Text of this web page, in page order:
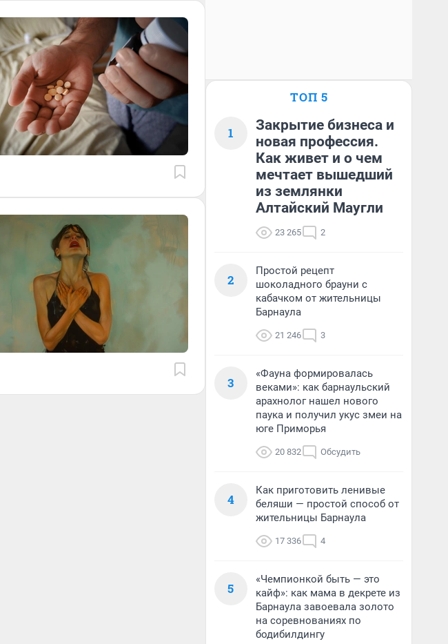
ТОП 5
1
Закрытие бизнеса и
новая профессия.
Как живет и о чем
мечтает вышедший
из землянки
Алтайский Маугли
23 265 2
2
Простой рецепт
шоколадного брауни с
кабачком от жительницы
Барнаула
21 246 3
3
«Фауна формировалась
веками»: как барнаульский
арахнолог нашел нового
паука и получил укус змеи на
юге Приморья
20 832 Обсудить
4
Как приготовить ленивые
беляши — простой способ от
жительницы Барнаула
17 336 4
5
«Чемпионкой быть — это
кайф»: как мама в декрете из
Барнаула завоевала золото
на соревнованиях по
бодибилдингу